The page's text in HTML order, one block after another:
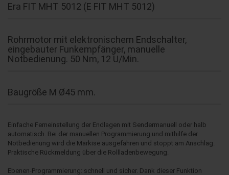
Era FIT MHT 5012 (E FIT MHT 5012)
Rohrmotor mit elektronischem Endschalter,
eingebauter Funkempfänger, manuelle
Notbedienung. 50 Nm, 12 U/Min.
Baugröße M Ø45 mm.
Einfache Ferneinstellung der Endlagen mit Sendermanuell oder halb
automatisch. Bei der manuellen Programmierung und mithilfe der
Notbedienung wird die Markise ausgefahren und stoppt am Anschlag.
Praktische Rückmeldung über die Rollladenbewegung.
Ebenen-Programmierung: schnell und sicher. Dank dieser Funktion